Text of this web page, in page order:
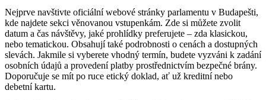
Nejprve navštivte oficiální webové stránky parlamentu v Budapešti,
kde najdete sekci věnovanou vstupenkám. Zde si můžete zvolit
datum a čas návštěvy, jaké prohlídky preferujete – zda klasickou,
nebo tematickou. Obsahují také podrobnosti o cenách a dostupných
slevách. Jakmile si vyberete vhodný termín, budete vyzváni k zadání
osobních údajů a provedení platby prostřednictvím bezpečné brány.
Doporučuje se mít po ruce etický doklad, ať už kreditní nebo
debetní kartu.